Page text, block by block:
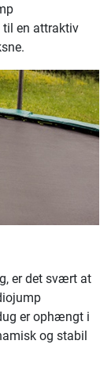
til en attraktiv
er det svært at
er ophængt i
og stabil